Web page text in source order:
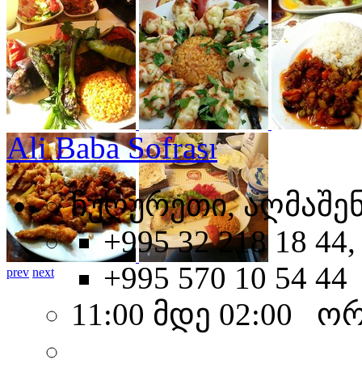
prev next
Ali Baba Sofrası
ჩუღურეთი,
+995 32 218 18 44,
+995 570 10 54 44
11:00 მდე 02:00